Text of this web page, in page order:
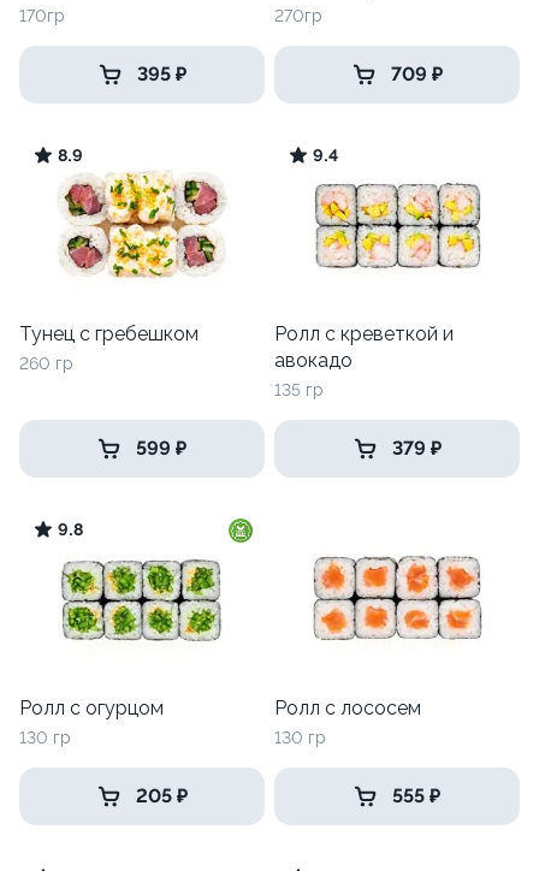
170гр
395 ₽
270гр
709 ₽
8.9
Тунец с гребешком
260 гр
599 ₽
9.4
Ролл с креветкой и
авокадо
135 гр
379 ₽
9.8
Ролл с огурцом
130 гр
205 ₽
Ролл с лососем
130 гр
555 ₽